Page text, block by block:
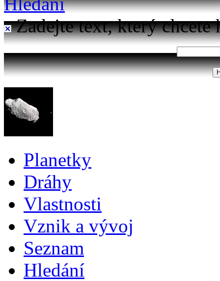
Zadejte text, který chcete
Planetky
Dráhy
Vlastnosti
Vznik a vývoj
Seznam
Hledání